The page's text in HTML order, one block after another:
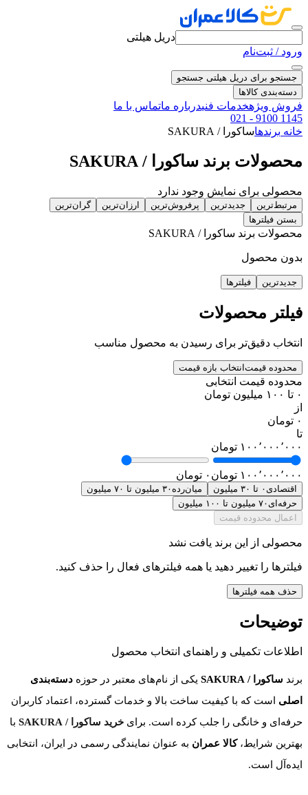
دریل هیلتی
ورود / ثبت‌نام
جستجو برای دریل هیلتی جستجو
دسته‌بندی کالاها
فروش ویژهخدمات فنیدرباره ماتماس با ما
021 - 9100 1145
خانه برندهاساکورا / SAKURA
محصولات برند ساکورا / SAKURA
محصولی برای نمایش وجود ندارد
مرتبط‌ترین جدیدترین پرفروش‌ترین ارزان‌ترین
گران‌ترین
بستن فیلترها
محصولات برند ساکورا / SAKURA
بدون محصول
جدیدترین فیلترها
فیلتر محصولات
انتخاب دقیق‌تر برای رسیدن به محصول مناسب
محدوده قیمتانتخاب بازه قیمت
محدوده قیمت انتخابی
۰ تا ۱۰۰ میلیون تومان
از
۰ تومان
تا
۱۰۰٬۰۰۰٬۰۰۰ تومان
۱۰۰٬۰۰۰٬۰۰۰ تومان ۰ تومان
اقتصادی ۰ تا ۳۰ میلیون میان‌رده ۳۰ میلیون تا ۷۰ میلیون
حرفه‌ای ۷۰ میلیون تا ۱۰۰ میلیون
اعمال محدوده قیمت
محصولی از این برند یافت نشد
فیلترها را تغییر دهید یا همه فیلترهای فعال را حذف کنید.
حذف همه فیلترها
توضیحات
اطلاعات تکمیلی و راهنمای انتخاب محصول
برند ساکورا / SAKURA یکی از نام‌های معتبر در حوزه دسته‌بندی
اصلی است که با کیفیت ساخت بالا و خدمات گسترده، اعتماد کاربران
حرفه‌ای و خانگی را جلب کرده است. برای خرید ساکورا / SAKURA
با
بهترین شرایط،کالا عمران به عنوان نمایندگی رسمی در ایران، انتخابی
ایده‌آل است.